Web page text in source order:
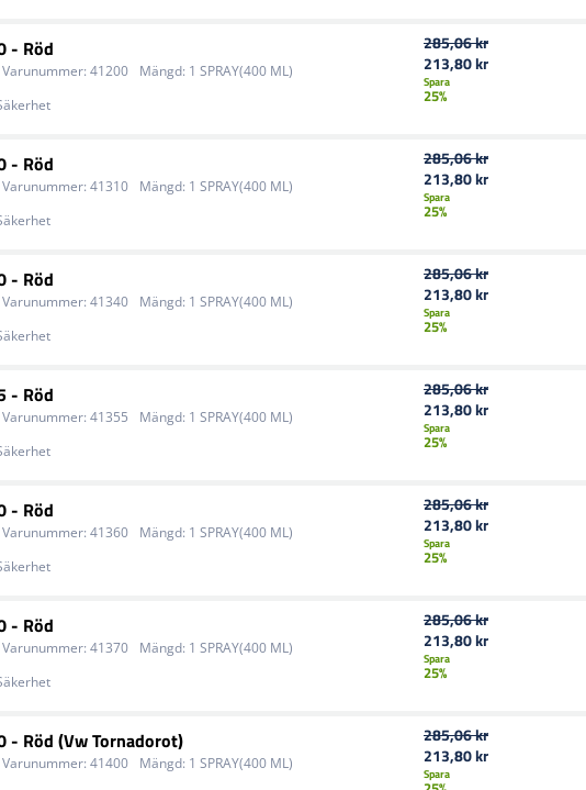
- Röd
Varunummer: 41200 Mängd: 1 SPRAY(400 ML)
285,06 kr
213,80 kr
Spara
25%
- Röd
Varunummer: 41310 Mängd: 1 SPRAY(400 ML)
285,06 kr
213,80 kr
Spara
25%
- Röd
Varunummer: 41340 Mängd: 1 SPRAY(400 ML)
285,06 kr
213,80 kr
Spara
25%
- Röd
Varunummer: 41355 Mängd: 1 SPRAY(400 ML)
285,06 kr
213,80 kr
Spara
25%
- Röd
Varunummer: 41360 Mängd: 1 SPRAY(400 ML)
285,06 kr
213,80 kr
Spara
25%
- Röd
Varunummer: 41370 Mängd: 1 SPRAY(400 ML)
285,06 kr
213,80 kr
Spara
25%
- Röd (Vw Tornadorot)
Varunummer: 41400 Mängd: 1 SPRAY(400 ML)
285,06 kr
213,80 kr
Spara